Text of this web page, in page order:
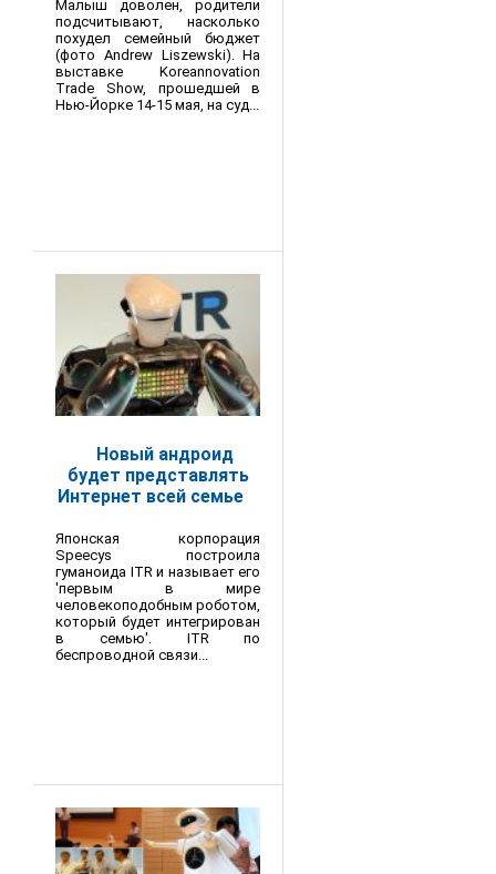
Малыш доволен, родители
подсчитывают, насколько
похудел семейный бюджет
(фото Andrew Liszewski). На
выставке Koreannovation
Trade Show, прошедшей в
Нью-Йорке 14-15 мая, на суд...
Новый андроид
будет представлять
Интернет всей семье
Японская корпорация
Speecys построила
гуманоида ITR и называет его
'первым в мире
человекоподобным роботом,
который будет интегрирован
в семью'. ITR по
беспроводной связи...